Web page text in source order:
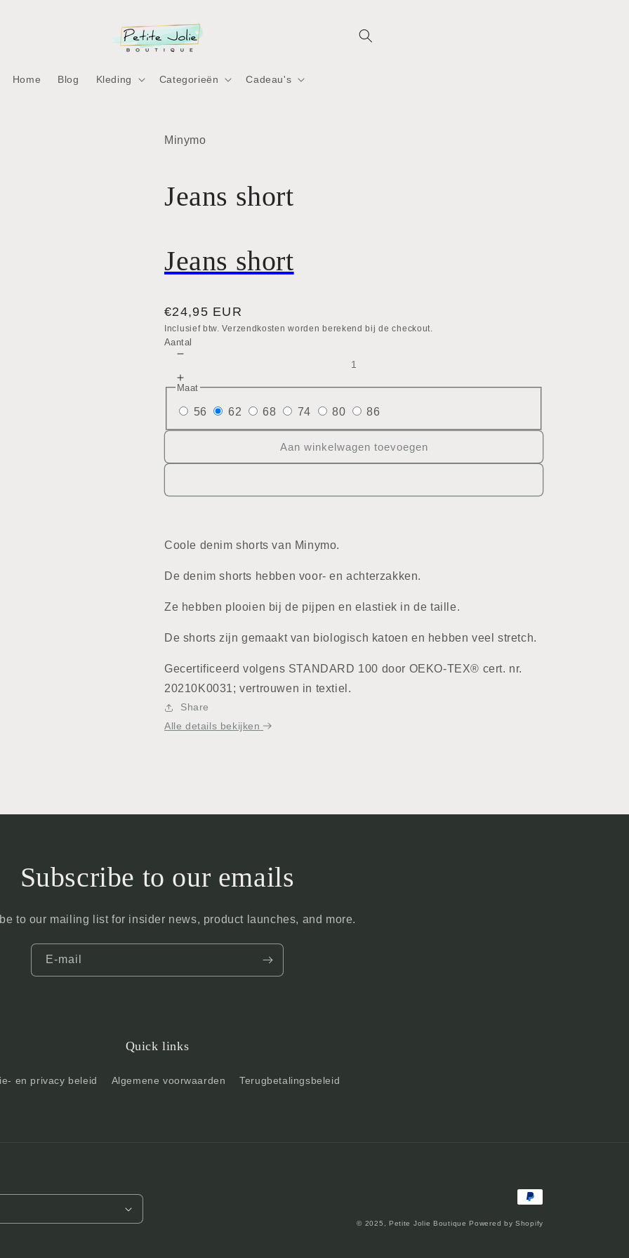
Home Blog Kleding Categorieën Cadeau's
Minymo
Jeans short
Jeans short
Normale
prijs
€24,95 EUR
Inclusief btw. Verzendkosten worden berekend bij de checkout.
Aantal
verlagen
voor
Jeans
short
Aantal
voor
Jeans
Maat
56 62 68 74 80 86
Aan winkelwagen toevoegen
Coole denim shorts van Minymo.
De denim shorts hebben voor- en achterzakken.
Ze hebben plooien bij de pijpen en elastiek in de taille.
De shorts zijn gemaakt van biologisch katoen en hebben veel stretch.
Gecertificeerd volgens STANDARD 100 door OEKO-TEX® cert. nr.
20210K0031; vertrouwen in textiel.
Share
Alle details bekijken
Subscribe to our emails
to our mailing list for insider news, product launches, and more.
E‑mail
Quick links
en privacy beleid Algemene voorwaarden Terugbetalingsbeleid
Betaalmethoden
© 2025, Petite Jolie Boutique Powered by Shopify